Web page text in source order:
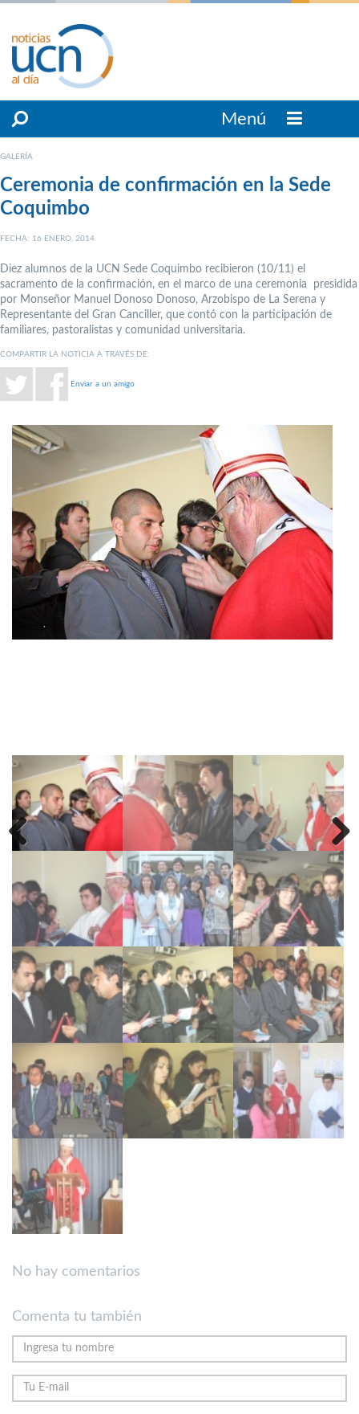
Menú
GALERÍA
Ceremonia de confirmación en la Sede
Coquimbo
FECHA: 16 ENERO, 2014
Diez alumnos de la UCN Sede Coquimbo recibieron (10/11) el
sacramento de la confirmación, en el marco de una ceremonia presidida
por Monseñor Manuel Donoso Donoso, Arzobispo de La Serena y
Representante del Gran Canciller, que contó con la participación de
familiares, pastoralistas y comunidad universitaria.
COMPARTIR LA NOTICIA A TRAVÉS DE:
Enviar a un amigo
Next
No hay comentarios
Comenta tu también